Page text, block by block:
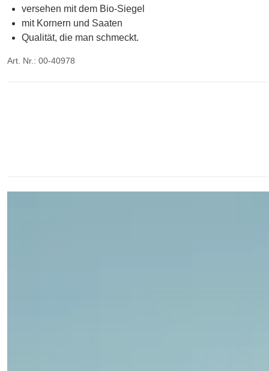
versehen mit dem Bio-Siegel
mit Kornern und Saaten
Qualität, die man schmeckt.
Art. Nr.: 00-40978